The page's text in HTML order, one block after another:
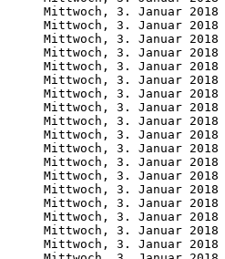
Mittwoch, 3. Januar 2018
Mittwoch, 3. Januar 2018
Mittwoch, 3. Januar 2018
Mittwoch, 3. Januar 2018
Mittwoch, 3. Januar 2018
Mittwoch, 3. Januar 2018
Mittwoch, 3. Januar 2018
Mittwoch, 3. Januar 2018
Mittwoch, 3. Januar 2018
Mittwoch, 3. Januar 2018
Mittwoch, 3. Januar 2018
Mittwoch, 3. Januar 2018
Mittwoch, 3. Januar 2018
Mittwoch, 3. Januar 2018
Mittwoch, 3. Januar 2018
Mittwoch, 3. Januar 2018
Mittwoch, 3. Januar 2018
Mittwoch, 3. Januar 2018